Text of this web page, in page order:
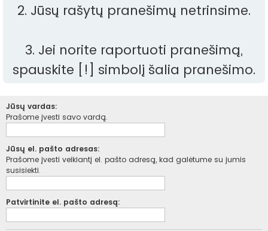
2. Jūsų rašytų pranešimų netrinsime.
3. Jei norite raportuoti pranešimą,
spauskite [!] simbolį šalia pranešimo.
Jūsų vardas:
Prašome įvesti savo vardą.
Jūsų el. pašto adresas:
Prašome įvesti veikiantį el. pašto adresą, kad galėtume su jumis
susisiekti.
Patvirtinite el. pašto adresą: